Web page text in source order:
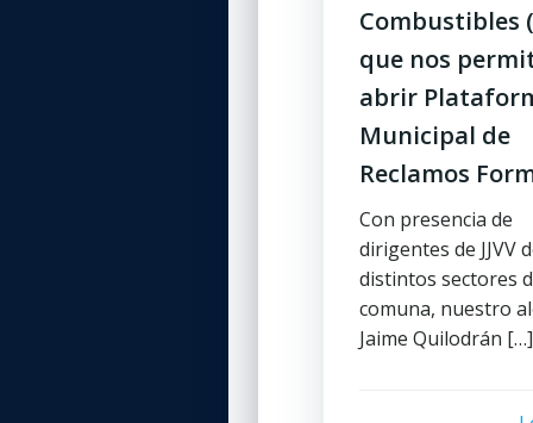
Combustibles
que nos
abrir
Municipal de
Reclamos
Con presencia de
dirigentes de JJVV
distintos sectores
comuna, nuestro
Jaime Quilodrán […]